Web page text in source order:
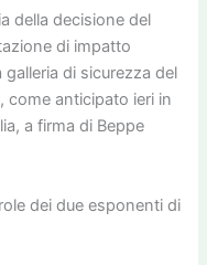
della decisione del
di impatto
di sicurezza del
come anticipato ieri in
a firma di Beppe
dei due esponenti di